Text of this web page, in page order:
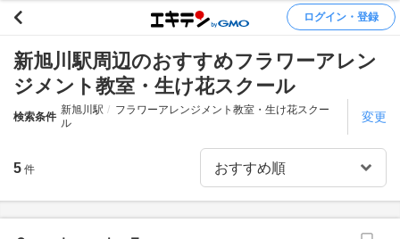
ログイン・登録
新旭川駅周辺のおすすめフラワーアレン
ジメント教室・生け花スクール
検索条件
新旭川駅
フラワーアレンジメント教室・生け花スクー
ル
変更
5 件